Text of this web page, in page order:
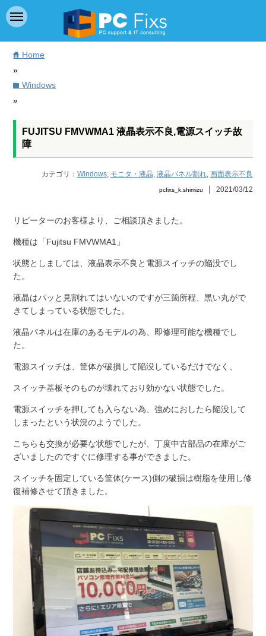
home Home
»
folderWindows
»
FUJITSU FMVWMA1 液晶表示不良,電源スイッチ故
障
カテゴリ： Windows, モニタ・液晶, 液晶パネル割れ, 画面表示不良
pcfixs_k.shimizu ｜ 2021/03/12
リピーターのお客様より、ご相談頂きました。
機種は「Fujitsu FMVWMA1」
状態としましては、液晶表示不良と電源スイッチの陥没でし
た。
液晶はパッと見割れてはいないのですが三箇所程、黒い丸がで
きてしまっている状態でした。
液晶パネルは在庫のあるモデルの為、即修理可能な機種でし
た。
電源スイッチは、筐体が破損して陥没しているだけでなく、
スイッチ基板そのものが壊れており効かない状態でした。
電源スイッチを押しても入らない為、強めにおしたら陥没して
しまったという状況のようでした。
こちらも交換が必要な状態でしたが、丁度中古部品の在庫がご
ざいましたのですぐに修理する事ができました。
スイッチを固定している筐体(ケース)側の破損は樹脂を使用し修
復補修させて頂きました。